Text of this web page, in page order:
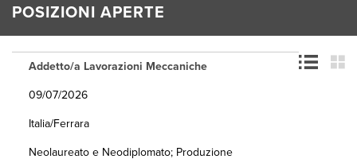
POSIZIONI APERTE
Addetto/a Lavorazioni Meccaniche
09/07/2026
Italia/Ferrara
Neolaureato e Neodiplomato; Produzione